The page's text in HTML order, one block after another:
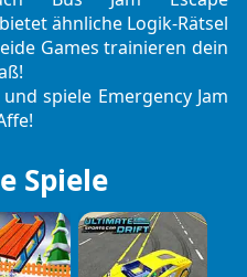
ähnliche Logik-Rätsel
Games trainieren dein
spiele Emergency Jam
Spiele